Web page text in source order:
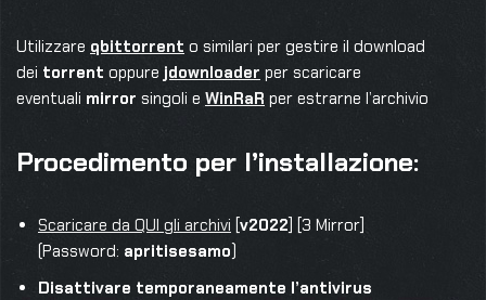
Utilizzare qbittorrent o similari per gestire il download
dei torrent oppure jdownloader per scaricare
eventuali mirror singoli e WinRaR per estrarne l’archivio
Procedimento per l’installazione:
Scaricare da QUI gli archivi [v2022] [3 Mirror]
(Password: apritisesamo)
Disattivare temporaneamente l’antivirus